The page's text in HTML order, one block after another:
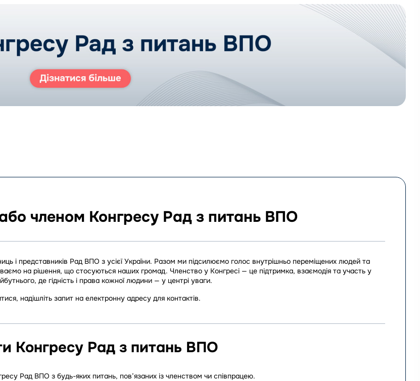
членом Конгресу Рад з питань ВПО
і представників Рад ВПО з усієї України. Разом ми підсилюємо голос внутрішньо переміщених людей та
на рішення, що стосуються наших громад. Членство у Конгресі — це підтримка, взаємодія та участь у
де гідність і права кожної людини — у центрі уваги.
надішліть запит на електронну адресу для контактів.
Конгресу Рад з питань ВПО
Рад ВПО з будь-яких питань, пов’язаних із членством чи співпрацею.